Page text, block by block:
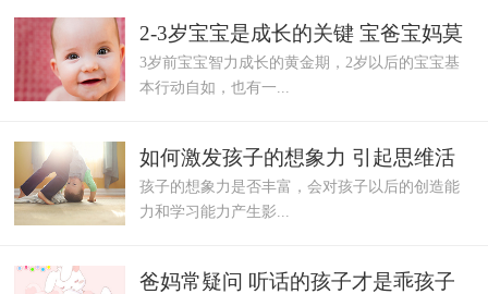
2-3岁宝宝是成长的关键 宝爸宝妈莫
错过
3岁前宝宝智力成长的黄金期，2岁以后的宝宝基
本行动自如，也有一...
如何激发孩子的想象力 引起思维活
动的兴趣
孩子的想象力是否丰富，会对孩子以后的创造能
力和学习能力产生影...
爸妈常疑问 听话的孩子才是乖孩子